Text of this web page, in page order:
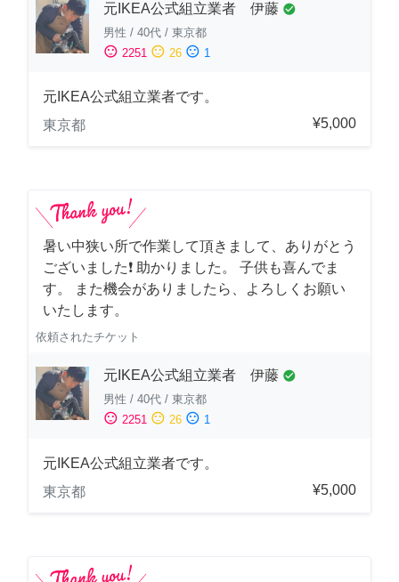
元IKEA公式組立業者 伊藤 check_circle
男性 / 40代 / 東京都
sentiment_satisfied 2251 sentiment_neutral 26 sentiment_dissatisfied 1
元IKEA公式組立業者です。
東京都
¥5,000
暑い中狭い所で作業して頂きまして、ありがとう
ございました❗️ 助かりました。 子供も喜んでま
す。 また機会がありましたら、よろしくお願い
いたします。
依頼されたチケット
元IKEA公式組立業者 伊藤 check_circle
男性 / 40代 / 東京都
sentiment_satisfied 2251 sentiment_neutral 26 sentiment_dissatisfied 1
元IKEA公式組立業者です。
東京都
¥5,000